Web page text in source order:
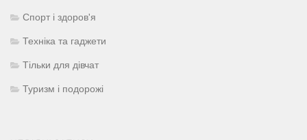
Спорт і здоров'я
Техніка та гаджети
Тільки для дівчат
Туризм і подорожі